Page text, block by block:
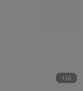
1/8